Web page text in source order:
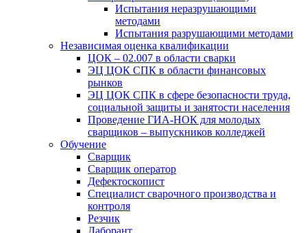
Испытания неразрушающими
методами
Испытания разрушающими методами
Независимая оценка квалификации
ЦОК – 02.007 в области сварки
ЭЦ ЦОК СПК в области финансовых
рынков
ЭЦ ЦОК СПК в сфере безопасности труда,
социальной защиты и занятости населения
Проведение ГИА-НОК для молодых
сварщиков – выпускников колледжей
Обучение
Сварщик
Сварщик оператор
Дефектоскопист
Специалист сварочного производства и
контроля
Резчик
Лаборант